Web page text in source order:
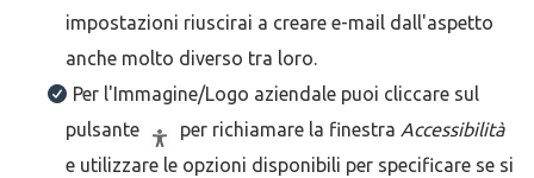
impostazioni riuscirai a creare e-mail dall'aspetto
anche molto diverso tra loro.
Per l'Immagine/Logo aziendale puoi cliccare sul
pulsante
per richiamare la finestra Accessibilità
e utilizzare le opzioni disponibili per specificare se si